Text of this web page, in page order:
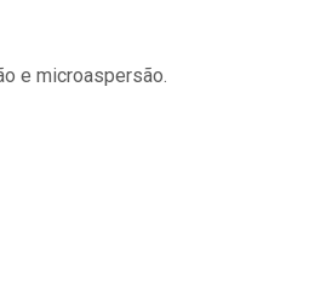
e microaspersão.